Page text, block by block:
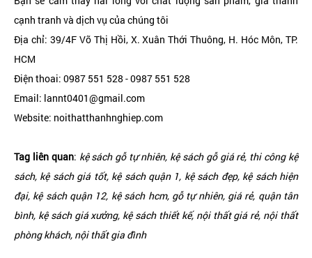
cạnh tranh và dịch vụ của chúng tôi
Địa chỉ: 39/4F Võ Thị Hồi, X. Xuân Thới Thuông, H. Hóc Môn, TP.
HCM
Điện thoai: 0987 551 528 - 0987 551 528
Email: lannt0401@gmail.com
Website: noithatthanhnghiep.com
Tag liên quan: kệ sách gỗ tự nhiên, kệ sách gỗ giá rẻ, thi công kệ
sách, kệ sách giá tốt, kệ sách quận 1, kệ sách đẹp, kệ sách hiện
đại, kệ sách quận 12, kệ sách hcm, gỗ tự nhiên, giá rẻ, quận tân
bình, kệ sách giá xưởng, kệ sách thiết kế, nội thất giá rẻ, nội thất
phòng khách, nội thất gia đình